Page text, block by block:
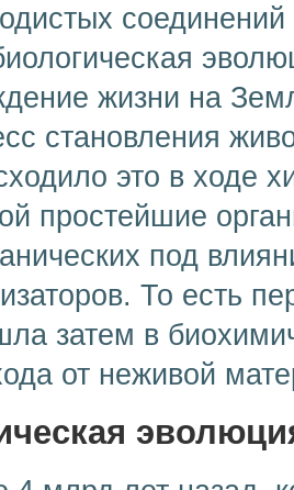
жизни на
становления
это в ходе
простейшие
под
То есть
затем в
от неживой